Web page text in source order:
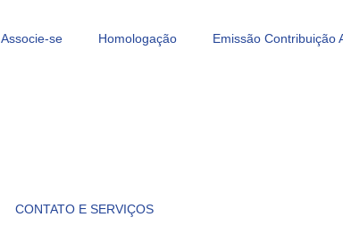
Associe-se Homologação Emissão Contribuição
CONTATO E SERVIÇOS